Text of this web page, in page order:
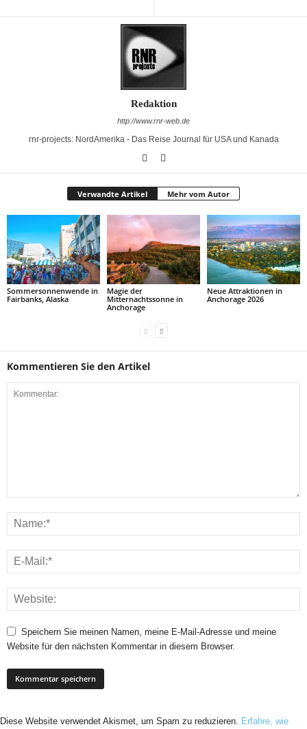
Redaktion
http://www.rnr-web.de
rnr-projects: NordAmerika - Das Reise Journal für USA und Kanada
Verwandte Artikel Mehr vom Autor
Sommersonnenwende in
Fairbanks, Alaska
Magie der
Mitternachtssonne in
Anchorage
Neue Attraktionen in
Anchorage 2026
Kommentieren Sie den Artikel
Speichern Sie meinen Namen, meine E-Mail-Adresse und meine
Website für den nächsten Kommentar in diesem Browser.
Diese Website verwendet Akismet, um Spam zu reduzieren. Erfahre, wie